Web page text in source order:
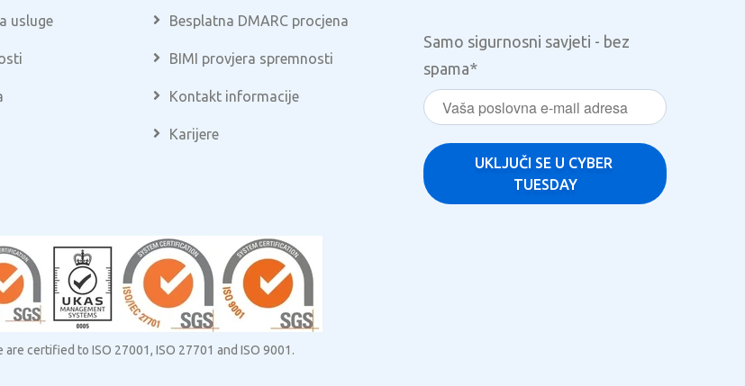
usluge Besplatna DMARC procjena
BIMI provjera spremnosti
Kontakt informacije
Karijere
Samo sigurnosni savjeti - bez
spama*
are certified to ISO 27001, ISO 27701 and ISO 9001.